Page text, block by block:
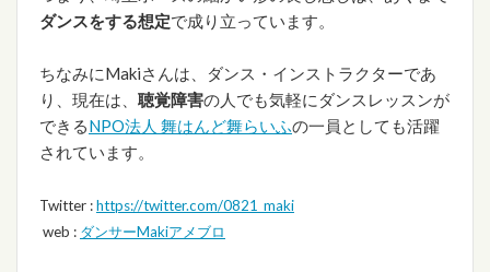
ダンスをする想定で成り立っています。
ちなみにMakiさんは、ダンス・インストラクターであ
り、現在は、 聴覚障害の人でも気軽にダンスレッスンが
できるNPO法人 舞はんど舞らいふの一員としても活躍
されています。
Twitter :https://twitter.com/0821_maki
web : ダンサーMakiアメブロ